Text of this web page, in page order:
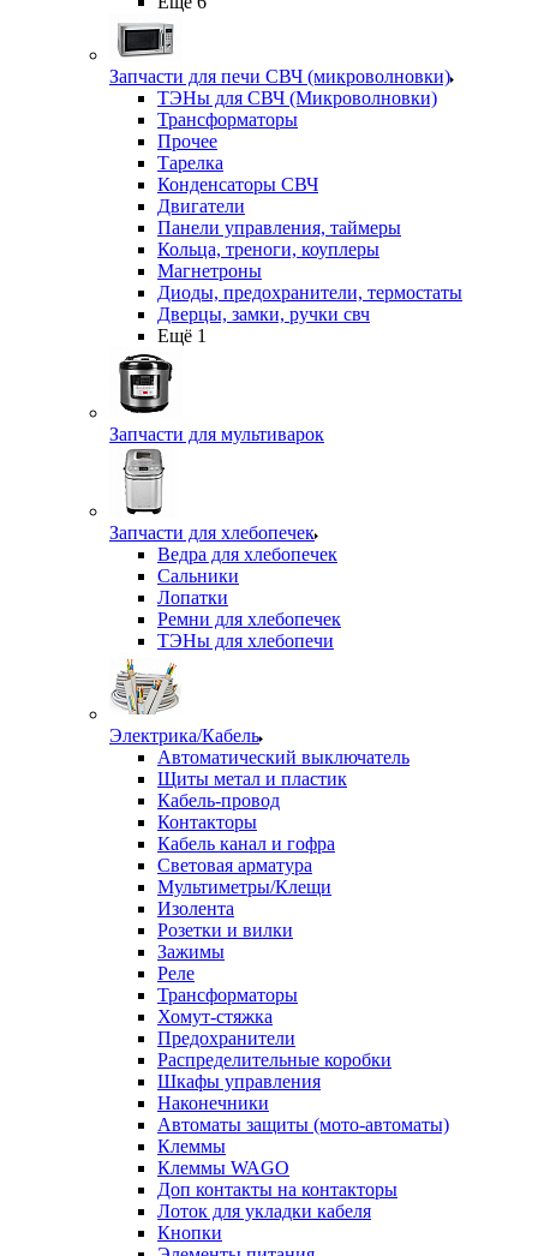
Запчасти для печи СВЧ (микроволновки)
ТЭНы для СВЧ (Микроволновки)
Трансформаторы
Прочее
Тарелка
Конденсаторы СВЧ
Двигатели
Панели управления, таймеры
Кольца, треноги, коуплеры
Магнетроны
Диоды, предохранители, термостаты
Дверцы, замки, ручки свч
Ещё 1
Запчасти для мультиварок
Запчасти для хлебопечек
Ведра для хлебопечек
Сальники
Лопатки
Ремни для хлебопечек
ТЭНы для хлебопечи
Электрика/Кабель
Автоматический выключатель
Щиты метал и пластик
Кабель-провод
Контакторы
Кабель канал и гофра
Световая арматура
Мультиметры/Клещи
Изолента
Розетки и вилки
Зажимы
Реле
Трансформаторы
Хомут-стяжка
Предохранители
Распределительные коробки
Шкафы управления
Наконечники
Автоматы защиты (мото-автоматы)
Клеммы
Клеммы WAGO
Доп контакты на контакторы
Лоток для укладки кабеля
Кнопки